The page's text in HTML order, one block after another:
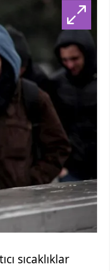
sıcaklıklar